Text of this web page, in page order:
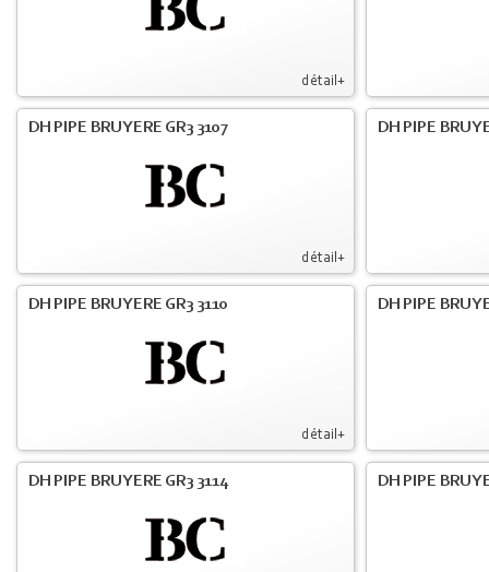
détail+
détail+
DH PIPE BRUYERE GR3 3107 DH PIPE
détail+
DH PIPE BRUYERE GR3 3110 DH PIPE
DH PIPE BRUYERE GR3 3114 DH PIPE